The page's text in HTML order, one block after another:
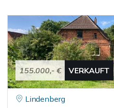
155.000,- € VERKAUFT
Lindenberg